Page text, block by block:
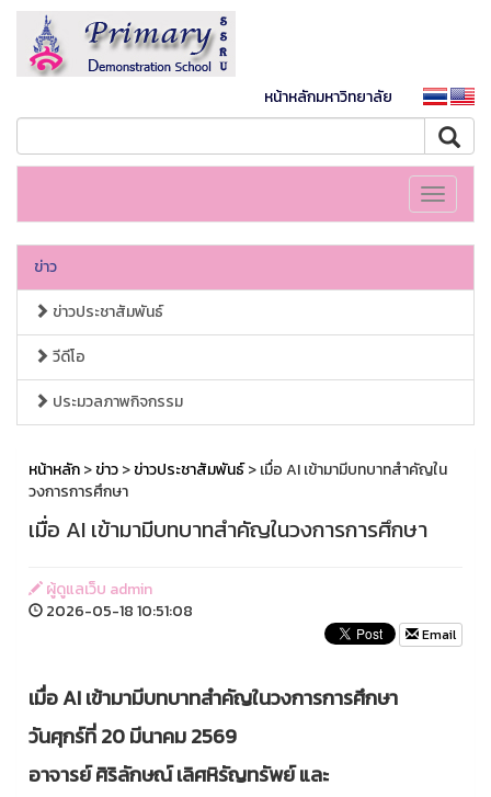
หน้าหลักมหาวิทยาลัย
Toggle
ข่าว
ข่าวประชาสัมพันธ์
วีดีโอ
ประมวลภาพกิจกรรม
หน้าหลัก>ข่าว>ข่าวประชาสัมพันธ์> เมื่อ AI เข้ามามีบทบาทสำคัญใน
วงการการศึกษา
เมื่อ AI เข้ามามีบทบาทสำคัญในวงการการศึกษา
ผู้ดูแลเว็บ admin
2026-05-18 10:51:08
Email
เมื่อ AI เข้ามามีบทบาทสำคัญในวงการการศึกษา
วันศุกร์ที่ 20 มีนาคม 2569
อาจารย์ ศิริลักษณ์ เลิศหิรัญทรัพย์ และ